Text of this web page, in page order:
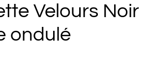
Velours Noir
ondulé